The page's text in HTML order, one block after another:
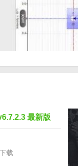
最新版
载